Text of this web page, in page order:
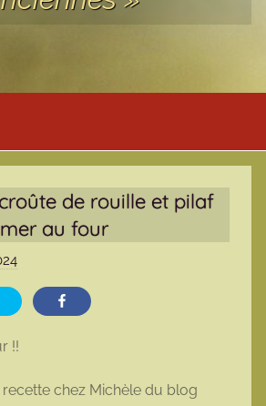
de rouille et pilaf
au four
r
a
!!
recette chez Michèle du blog